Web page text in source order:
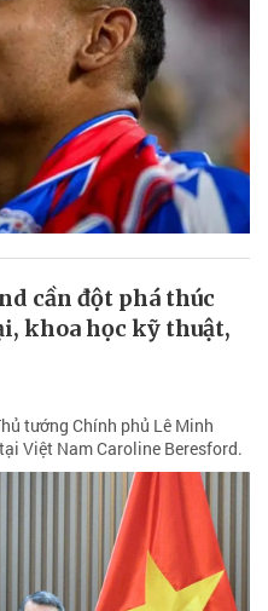
cần đột phá thúc
khoa học kỹ thuật,
tướng Chính phủ Lê Minh
Việt Nam Caroline Beresford.